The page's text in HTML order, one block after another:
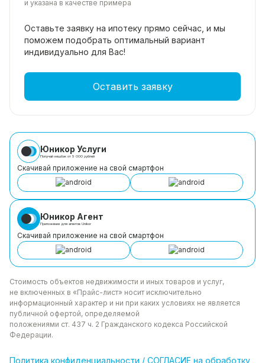
и указана в качестве примера
Оставьте заявку на ипотеку прямо сейчас, и мы
поможем подобрать оптимальный вариант
индивидуально для Вас!
Оставить заявку
Юникор Услуги
Получай кешбэк от 5 000 рублей
Скачивай приложение на свой смартфон
Юникор Агент
Приложение для агентов Unikor
Скачивай приложение на свой смартфон
Стоимость объектов недвижимости и иных товаров и услуг,
не включенных в «Прайс-лист» носит исключительно
информационный характер и ни при каких условиях не является
публичной офертой, определяемой
положениями ст. 437 ч. 2 Гражданского кодекса Российской
Федерации.
Политика конфиденциальности / СОГЛАСИЕ на обработку